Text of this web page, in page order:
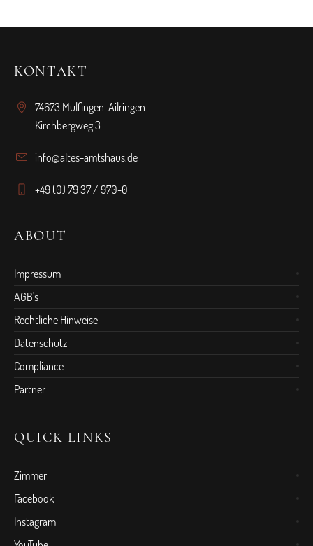
KONTAKT
74673 Mulfingen-Ailringen
Kirchbergweg 3
info@altes-amtshaus.de
+49 (0) 79 37 / 970-0
ABOUT
Impressum
AGB's
Rechtliche Hinweise
Datenschutz
Compliance
Partner
QUICK LINKS
Zimmer
Facebook
Instagram